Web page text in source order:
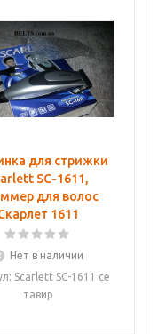
для стрижки
SC-1611,
для волос
1611
Нет в наличии
Scarlett SC-1611 се
тавир